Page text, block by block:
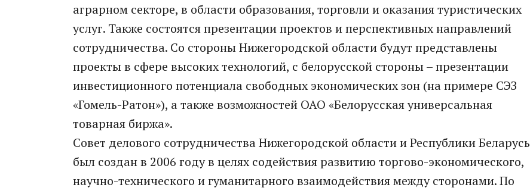
аграрном секторе, в области образования, торговли и оказания туристических
услуг. Также состоятся презентации проектов и перспективных направлений
сотрудничества. Со стороны Нижегородской области будут представлены
проекты в сфере высоких технологий, с белорусской стороны – презентации
инвестиционного потенциала свободных экономических зон (на примере СЭЗ
«Гомель-Ратон»), а также возможностей ОАО «Белорусская универсальная
товарная биржа».
Совет делового сотрудничества Нижегородской области и Республики Беларусь
был создан в 2006 году в целях содействия развитию торгово-экономического,
научно-технического и гуманитарного взаимодействия между сторонами. По